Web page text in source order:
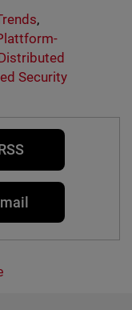
,
Security